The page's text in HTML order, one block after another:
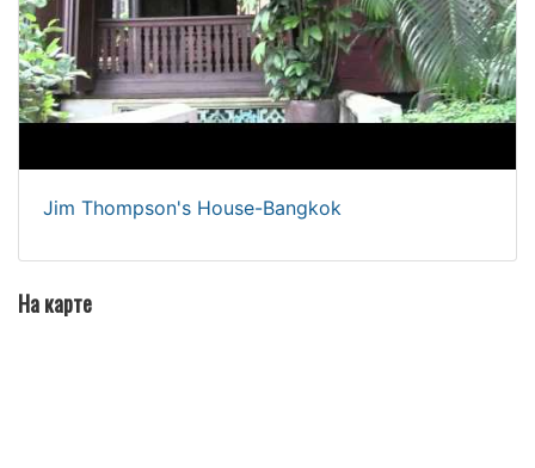
Jim Thompson's House-Bangkok
На карте